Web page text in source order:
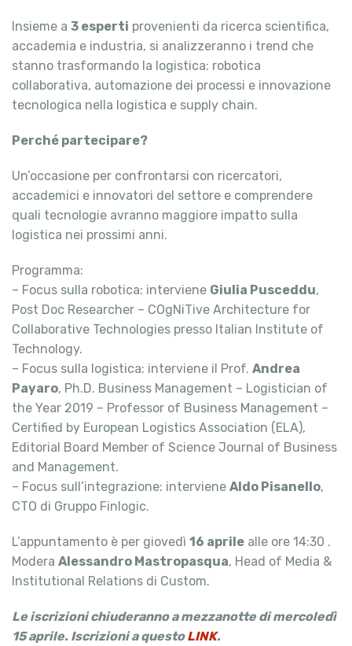
Insieme a 3 esperti provenienti da ricerca scientifica,
accademia e industria, si analizzeranno i trend che
stanno trasformando la logistica: robotica
collaborativa, automazione dei processi e innovazione
tecnologica nella logistica e supply chain.
Perché partecipare?
Un’occasione per confrontarsi con ricercatori,
accademici e innovatori del settore e comprendere
quali tecnologie avranno maggiore impatto sulla
logistica nei prossimi anni.
Programma:
– Focus sulla robotica: interviene Giulia Pusceddu,
Post Doc Researcher – COgNiTive Architecture for
Collaborative Technologies presso Italian Institute of
Technology.
– Focus sulla logistica: interviene il Prof. Andrea
Payaro, Ph.D. Business Management – Logistician of
the Year 2019 – Professor of Business Management –
Certified by European Logistics Association (ELA),
Editorial Board Member of Science Journal of Business
and Management.
– Focus sull’integrazione: interviene Aldo Pisanello,
CTO di Gruppo Finlogic.
L’appuntamento è per giovedì 16 aprile alle ore 14:30 .
Modera Alessandro Mastropasqua, Head of Media &
Institutional Relations di Custom.
Le iscrizioni chiuderanno a mezzanotte di mercoledì
15 aprile. Iscrizioni a questoLINK.